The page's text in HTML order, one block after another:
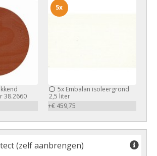
38.2660
5xEmbalan isoleergrond
2,5 liter
+€ 459,75
5x
(zelf aanbrengen)